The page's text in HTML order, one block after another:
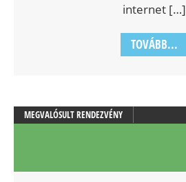
internet […]
TOVÁBB...
MEGVALÓSULT RENDEZVÉNY